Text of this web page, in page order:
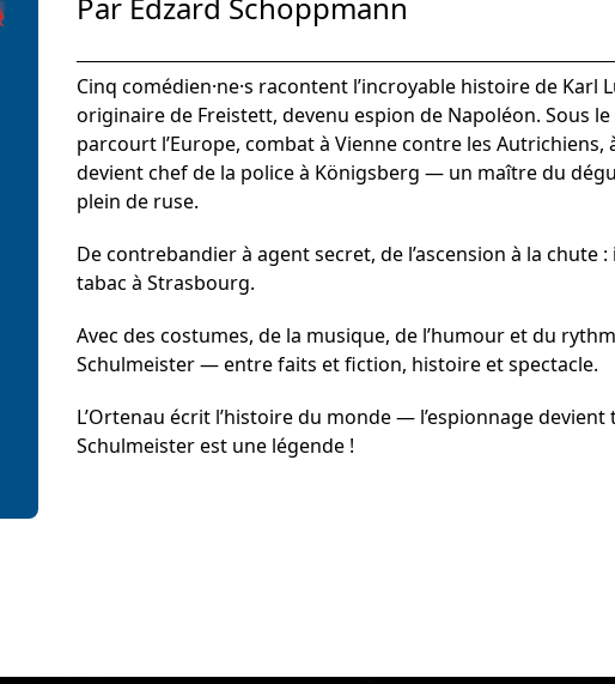
Theater BAden ALsace
Förderer und Partner
Cinq comédien·ne·s racontent l’incroyable histoire de Karl
originaire de Freistett, devenu espion de Napoléon. Sous
parcourt l’Europe, combat à Vienne contre les
devient chef de la police à Königsberg — un maître du
plein de ruse.
De contrebandier à agent secret, de l’ascension à la
tabac à Strasbourg.
Avec des costumes, de la musique, de l’humour et du
Schulmeister — entre faits et fiction, histoire et spectacle.
L’Ortenau écrit l’histoire du monde — l’espionnage devient
Schulmeister est une légende !